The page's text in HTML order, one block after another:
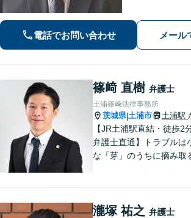
活動に注力。交
績豊富【夜間休
電話でお問い合わせ メール
篠﨑 直樹 弁護士
土浦篠﨑法律事務所
茨城県|土浦市 土浦駅
【JR土浦駅直結・徒歩2
弁護士直通】トラブルは
な「芽」のうちに摘み取
瀧塚 祐之 弁護士